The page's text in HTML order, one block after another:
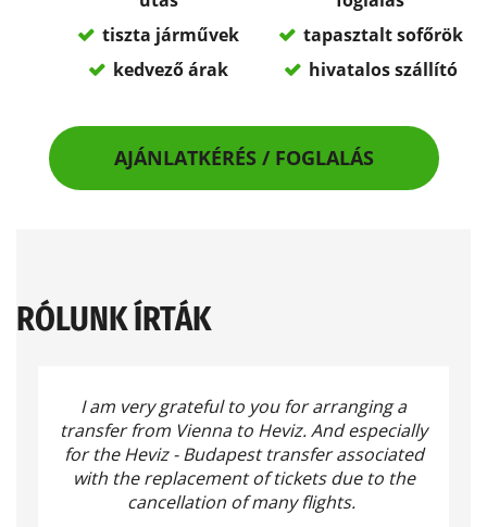
tiszta járművek
kedvező árak
tapasztalt sofőrök
hivatalos szállító
AJÁNLATKÉRÉS / FOGLALÁS
RÓLUNK ÍRTÁK
I am very grateful to you for arranging a
transfer from Vienna to Heviz.And especially
for the Heviz - Budapest transfer associated
with the replacement of tickets due to the
cancellation of many flights.